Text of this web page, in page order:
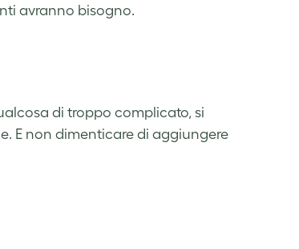
avranno bisogno.
di troppo complicato, si
E non dimenticare di aggiungere